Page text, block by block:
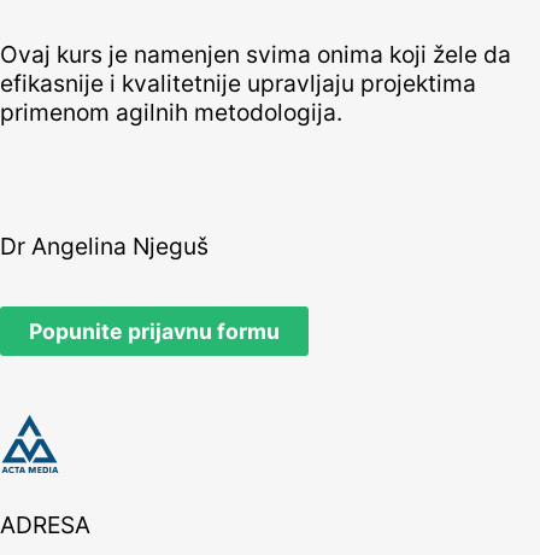
Ovaj kurs je namenjen svima onima koji žele da
efikasnije i kvalitetnije upravljaju projektima
primenom agilnih metodologija.
Dr Angelina Njeguš
Popunite prijavnu formu
ADRESA